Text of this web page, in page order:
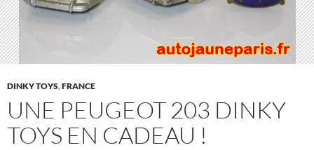
DINKY TOYS,FRANCE
UNE PEUGEOT 203 DINKY
TOYS EN CADEAU !